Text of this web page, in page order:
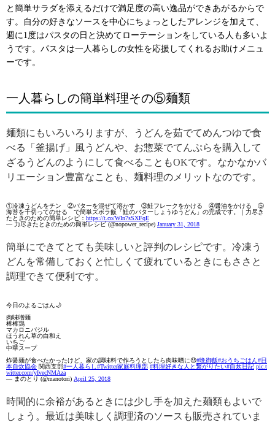
と簡単サラダを添えるだけで満足度の高い逸品ができあがるからで
す。自分の好きなソースを中心にちょっとしたアレンジを加えて、
週に1度はパスタの日と決めてローテーションをしている人も多いよ
うです。パスタは一人暮らしの女性を応援してくれるお助けメニュ
ーです。
一人暮らしの簡単料理その⑤麺類
麺類にもいろいろりますが、うどんを茹でてめんつゆで食
べる「釜揚げ」風うどんや、お惣菜でてんぷらを購入して
ざるうどんのようにして食べることもOKです。なかなかバ
リエーション豊富なことも、麺料理のメリットなのです。
①冷凍うどんをチン ②バターを混ぜて溶かす ③鮭フレークをかける ④醤油をかける ⑤
海苔を千切ってのせる で簡単ズボラ飯「鮭のバターしょうゆうどん」の完成です。｜力尽き
たときのための簡単レシピ： https://t.co/WIn7sSXFqE
— 力尽きたときのための簡単レシピ (@nopower_recipe) January 31, 2018
簡単にできてとても美味しいと評判のレシピです。冷凍う
どんを常備しておくと忙しくて疲れているときにもささと
調理できて便利です。
今日のよるごはん🌙
肉味噌麺
棒棒鶏
マカロニバジル
ほうれん草の白和え
いちご
中華スープ
炸醤麺が食べたかったけど、家の調味料で作ろうとしたら肉味噌に😓#晩御飯#おうちごはん#日
本自炊協会 関西支部#一人暮らし#Twitter家庭料理部 #料理好きな人と繋がりたい#自炊日記 pic.t
witter.com/yIvecNMAza
— まのとり (@manotori) April 25, 2018
時間的に余裕があるときには少し手を加えた麺類もよいで
しょう。最近は美味しく調理済のソースも販売されていま